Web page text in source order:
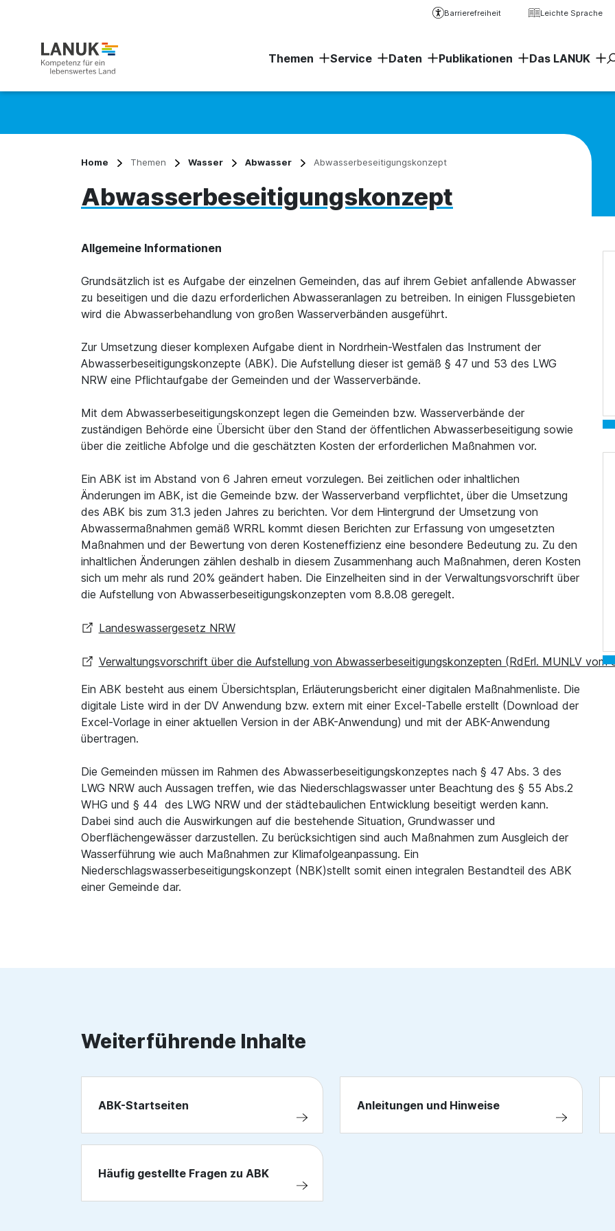
Barrierefreiheit Leichte Sprache
Themen Service Daten Publikationen Das LANUK
Home Themen Wasser Abwasser Abwasserbeseitigungskonzept
Abwasserbeseitigungskonzept
Allgemeine Informationen
Grundsätzlich ist es Aufgabe der einzelnen Gemeinden, das auf ihrem Gebiet anfallende Abwasser
zu beseitigen und die dazu erforderlichen Abwasseranlagen zu betreiben. In einigen Flussgebieten
wird die Abwasserbehandlung von großen Wasserverbänden ausgeführt.
Zur Umsetzung dieser komplexen Aufgabe dient in Nordrhein-Westfalen das Instrument der
Abwasserbeseitigungskonzepte (ABK). Die Aufstellung dieser ist gemäß § 47 und 53 des LWG
NRW eine Pflichtaufgabe der Gemeinden und der Wasserverbände.
Mit dem Abwasserbeseitigungskonzept legen die Gemeinden bzw. Wasserverbände der
zuständigen Behörde eine Übersicht über den Stand der öffentlichen Abwasserbeseitigung sowie
über die zeitliche Abfolge und die geschätzten Kosten der erforderlichen Maßnahmen vor.
Ein ABK ist im Abstand von 6 Jahren erneut vorzulegen. Bei zeitlichen oder inhaltlichen
Änderungen im ABK, ist die Gemeinde bzw. der Wasserverband verpflichtet, über die Umsetzung
des ABK bis zum 31.3 jeden Jahres zu berichten. Vor dem Hintergrund der Umsetzung von
Abwassermaßnahmen gemäß WRRL kommt diesen Berichten zur Erfassung von umgesetzten
Maßnahmen und der Bewertung von deren Kosteneffizienz eine besondere Bedeutung zu. Zu den
inhaltlichen Änderungen zählen deshalb in diesem Zusammenhang auch Maßnahmen, deren Kosten
sich um mehr als rund 20% geändert haben. Die Einzelheiten sind in der Verwaltungsvorschrift über
die Aufstellung von Abwasserbeseitigungskonzepten vom 8.8.08 geregelt.
Landeswassergesetz NRW
Verwaltungsvorschrift über die Aufstellung von Abwasserbeseitigungskonzepten (RdErl. MUNLV vom
Ein ABK besteht aus einem Übersichtsplan, Erläuterungsbericht einer digitalen Maßnahmenliste. Die
digitale Liste wird in der DV Anwendung bzw. extern mit einer Excel-Tabelle erstellt (Download der
Excel-Vorlage in einer aktuellen Version in der ABK-Anwendung) und mit der ABK-Anwendung
übertragen.
Die Gemeinden müssen im Rahmen des Abwasserbeseitigungskonzeptes nach § 47 Abs. 3 des
LWG NRW auch Aussagen treffen, wie das Niederschlagswasser unter Beachtung des § 55 Abs.2
WHG und § 44 des LWG NRW und der städtebaulichen Entwicklung beseitigt werden kann.
Dabei sind auch die Auswirkungen auf die bestehende Situation, Grundwasser und
Oberflächengewässer darzustellen. Zu berücksichtigen sind auch Maßnahmen zum Ausgleich der
Wasserführung wie auch Maßnahmen zur Klimafolgeanpassung. Ein
Niederschlagswasserbeseitigungskonzept (NBK)stellt somit einen integralen Bestandteil des ABK
einer Gemeinde dar.
Weiterführende Inhalte
ABK-Startseiten Anleitungen und Hinweise
Häufig gestellte Fragen zu ABK